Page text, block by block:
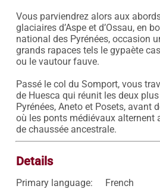
Vous parviendrez alors aux
glaciaires d’Aspe et d’Ossau, en
national des Pyrénées, occasion
grands rapaces tels le gypaète
ou le vautour fauve.
Passé le col du Somport, vous
de Huesca qui réunit les deux
Pyrénées, Aneto et Posets, avant
où les ponts médiévaux alternent
de chaussée ancestrale.
Details
Primary language: French